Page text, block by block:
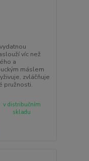
víc než
a
máslem
zvláčňuje
pružnosti.
v distribučním
skladu